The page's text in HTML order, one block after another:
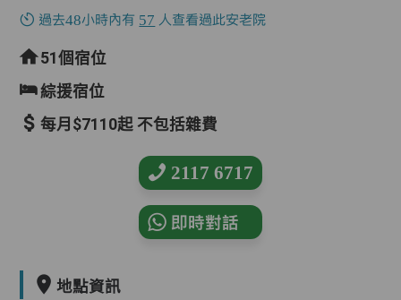
過去48小時內有 57 人查看過此安老院
51個宿位
綜援宿位
每月$7110起 不包括雜費
2117 6717
即時對話
地點資訊